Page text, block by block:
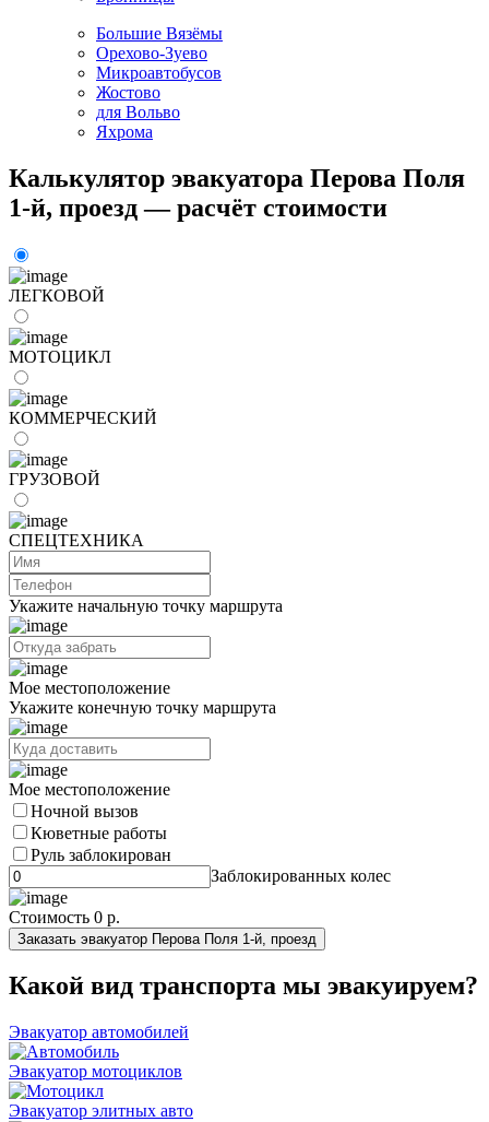
Большие Вязёмы
Орехово-Зуево
Микроавтобусов
Жостово
для Вольво
Яхрома
Калькулятор эвакуатора Перова Поля
1-й, проезд — расчёт стоимости
ЛЕГКОВОЙ
МОТОЦИКЛ
КОММЕРЧЕСКИЙ
ГРУЗОВОЙ
СПЕЦТЕХНИКА
Укажите начальную точку маршрута
Мое местоположение
Укажите конечную точку маршрута
Мое местоположение
Ночной вызов
Кюветные работы
Руль заблокирован
Заблокированных колес
Стоимость 0 р.
Заказать эвакуатор Перова Поля 1-й, проезд
Какой вид транспорта мы эвакуируем?
Эвакуатор автомобилей
Эвакуатор мотоциклов
Эвакуатор элитных авто